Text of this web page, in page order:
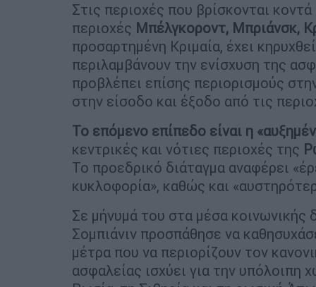
Στις περιοχές που βρίσκονται
περιοχές Μπέλγκοροντ, Μπριάνσκ,
προσαρτημένη Κριμαία, έχει
περιλαμβάνουν την ενίσχυση της
προβλέπει επίσης περιορισμούς
στην είσοδο και έξοδο από τις
Το επόμενο επίπεδο είναι η
κεντρικές και νότιες περιοχές της
Το προεδρικό διάταγμα αναφέρει
κυκλοφορία», καθώς και
Σε μήνυμά του στα μέσα κοινωνικής
Σομπιάνιν προσπάθησε να
μέτρα που να περιορίζουν τον
ασφαλείας ισχύει για την υπόλοιπη